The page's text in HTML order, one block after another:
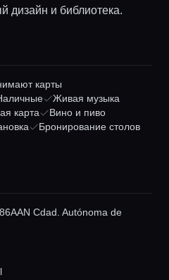
дизайн и библиотека.
карты
Живая музыка
карта
Вино и пиво
Бронирование столов
Cdad. Autónoma de